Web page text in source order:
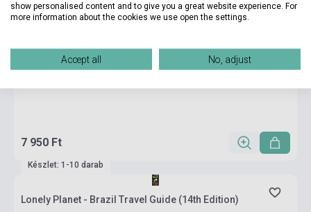
7 950 Ft
Készlet: 1-10 darab
Lonely Planet - Brazil Travel Guide (14th Edition)
show personalised content and to give you a great website experience. For
more information about the cookies we use open the settings.
Accept all No, adjust